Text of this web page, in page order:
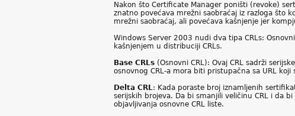
Nakon što Certificate Manager poništi (revoke)
znatno povećava mrežni saobraćaj iz razloga što
mrežni saobraćaj, ali povećava kašnjenje jer
Windows Server 2003 nudi dva tipa CRLs:
kašnjenjem u distribuciji CRLs.
Base CRLs (Osnovni CRL): Ovaj CRL sadrži
osnovnog CRL-a mora biti pristupačna sa URL
Delta CRL: Kada poraste broj iznamljenih
serijskih brojeva. Da bi smanjili veličinu CRL i da
objavljivanja osnovne CRL liste.